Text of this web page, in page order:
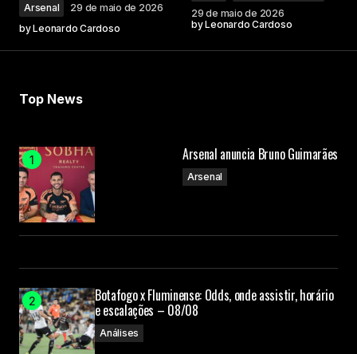
Arsenal
29 de maio de 2026
byLeonardo Cardoso
29 de maio de 2026
byLeonardo Cardoso
Top News
Arsenal anuncia Bruno Guimarães
Arsenal
Botafogo x Fluminense: Odds, onde assistir, horário
e escalações – 08/08
Análises